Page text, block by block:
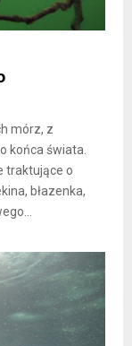
mórz, z
końca świata.
traktujące o
błazenka,